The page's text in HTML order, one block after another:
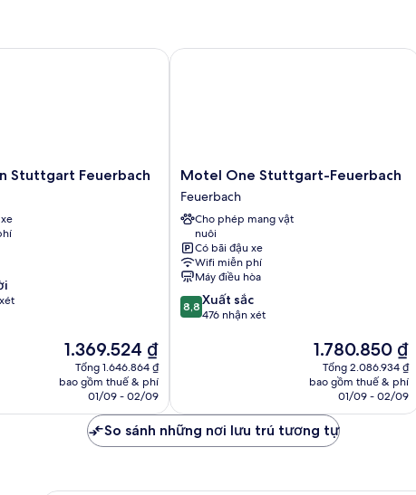
queen
Stuttgart Feuerbach
Giá
hiện
tại
1.369.524 ₫
1.369.524 ₫
Tổng 1.646.864 ₫
bao gồm thuế & phí
01/09 - 02/09
Feuerbach
Motel
One
Stuttgart-
Feuerbach
Feuerbach
Motel One Stuttgart-Feuerbach
Feuerbach
Cho phép mang vật
nuôi
Có bãi đậu xe
Wifi miễn phí
Máy điều hòa
8.8
trên
xét
8,8 Xuất sắc
476 nhận xét
Giá
hiện
tại
1.780.850 ₫
1.780.850 ₫
Tổng 2.086.934 ₫
bao gồm thuế & phí
01/09 - 02/09
Motel One Stuttgart-Feuerbach
So sánh những nơi lưu trú tương tự